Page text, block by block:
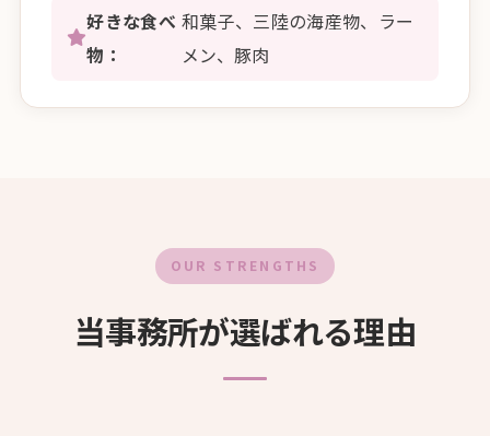
好きな食べ
物：
和菓子、三陸の海産物、ラー
メン、豚肉
OUR STRENGTHS
当事務所が選ばれる理由